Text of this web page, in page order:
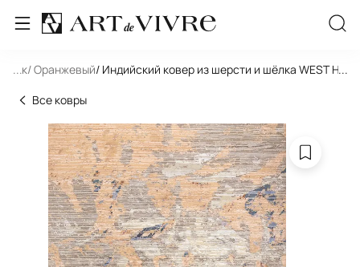
... / Оранжевый/ Индийский ковер из шерсти и шёлка WEST
...
Все ковры